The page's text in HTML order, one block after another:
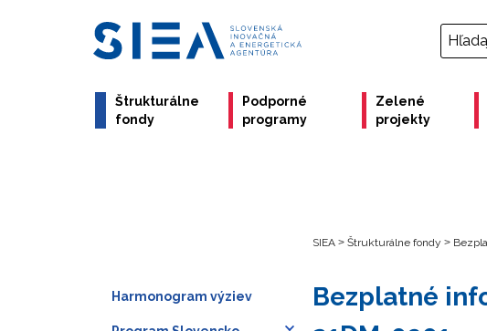
Štrukturálne
fondy
Podporné
programy
Zelené
projekty
SIEA > Štrukturálne fondy >
Bezplatné
Harmonogram výziev